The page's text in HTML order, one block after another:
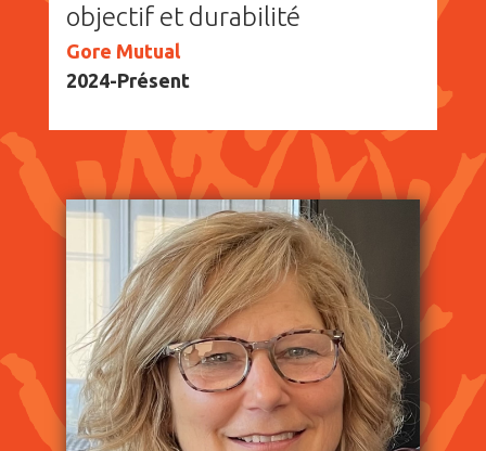
objectif et durabilité
Gore Mutual
2024-Présent